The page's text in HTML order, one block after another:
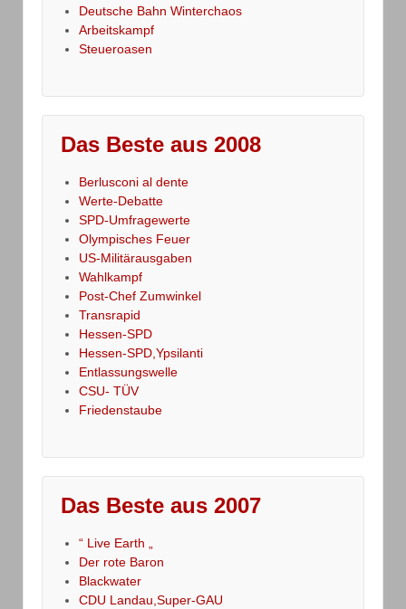
Deutsche Bahn Winterchaos
Arbeitskampf
Steueroasen
Das Beste aus 2008
Berlusconi al dente
Werte-Debatte
SPD-Umfragewerte
Olympisches Feuer
US-Militärausgaben
Wahlkampf
Post-Chef Zumwinkel
Transrapid
Hessen-SPD
Hessen-SPD,Ypsilanti
Entlassungswelle
CSU- TÜV
Friedenstaube
Das Beste aus 2007
“ Live Earth „
Der rote Baron
Blackwater
CDU Landau,Super-GAU